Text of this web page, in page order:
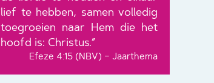
lief te hebben, samen volledig
toegroeien naar Hem die het
hoofd is: Christus.”
Efeze 4:15 (NBV) – Jaarthema